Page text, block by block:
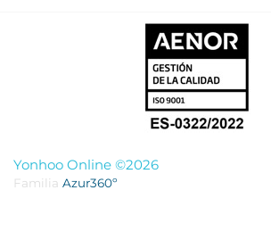
Yonhoo Online ©2026
Familia Azur360º